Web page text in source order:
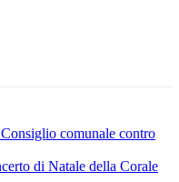
comunale contro
di Natale della Corale